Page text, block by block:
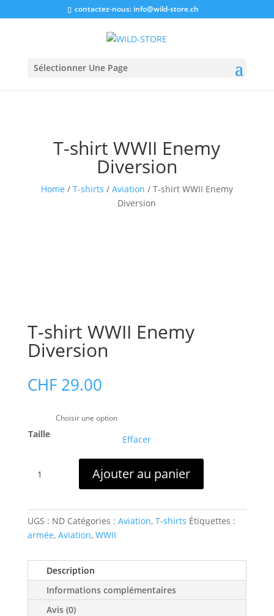
contactez-nous: info@wild-store.ch
Sélectionner Une Page
T-shirt WWII Enemy
Diversion
Home / T-shirts / Aviation / T-shirt WWII Enemy
Diversion
T-shirt WWII Enemy
Diversion
CHF29.00
Taille Effacer
WWII
Enemy
Ajouter au panier
UGS : ND Catégories : Aviation, T-shirts Étiquettes :
armée, Aviation, WWII
Description
Informations complémentaires
Avis (0)